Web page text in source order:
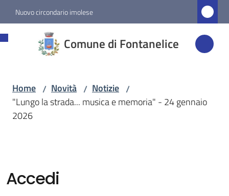
Vai al contenuto
Vai alla navigazione
Vai al footer
Nuovo circondario imolese
Comune di Fontanelice
Fontanelice
Amministrazione
Home / Novità / Notizie /
"Lungo la strada... musica e memoria" - 24 gennaio
2026
Accedi